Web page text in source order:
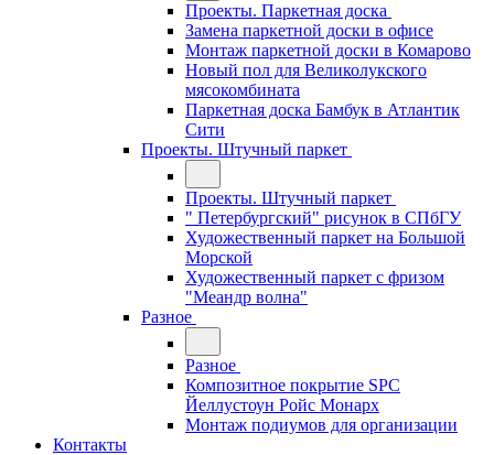
Проекты. Паркетная доска
Замена паркетной доски в офисе
Монтаж паркетной доски в Комарово
Новый пол для Великолукского
мясокомбината
Паркетная доска Бамбук в Атлантик
Сити
Проекты. Штучный паркет
Проекты. Штучный паркет
" Петербургский" рисунок в СПбГУ
Художественный паркет на Большой
Морской
Художественный паркет с фризом
"Меандр волна"
Разное
Разное
Композитное покрытие SPC
Йеллустоун Ройс Монарх
Монтаж подиумов для организации
Контакты